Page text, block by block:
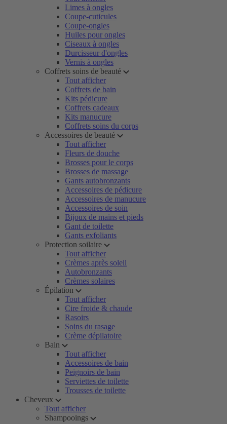
Limes à ongles
Coupe-cuticules
Coupe-ongles
Huiles pour ongles
Ciseaux à ongles
Durcisseur d'ongles
Vernis à ongles
Coffrets soins de beauté
Tout afficher
Coffrets de bain
Kits pédicure
Coffrets cadeaux
Kits manucure
Coffrets soins du corps
Accessoires de beauté
Tout afficher
Fleurs de douche
Brosses pour le corps
Brosses de massage
Gants autobronzants
Accessoires de pédicure
Accessoires de manucure
Accessoires de soin
Bijoux de mains et pieds
Gant de toilette
Gants exfoliants
Protection soilaire
Tout afficher
Crèmes après soleil
Autobronzants
Crèmes solaires
Épilation
Tout afficher
Cire froide & chaude
Rasoirs
Soins du rasage
Crème dépilatoire
Bain
Tout afficher
Accessoires de bain
Peignoirs de bain
Serviettes de toilette
Trousses de toilette
Cheveux
Tout afficher
Shampooings